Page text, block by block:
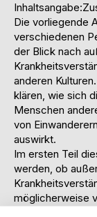
Die vorliegende
verschiedenen
der Blick nach
anderen
klären, wie sich
Menschen
von
auswirkt.
Im ersten Teil
werden, ob
möglicherweise